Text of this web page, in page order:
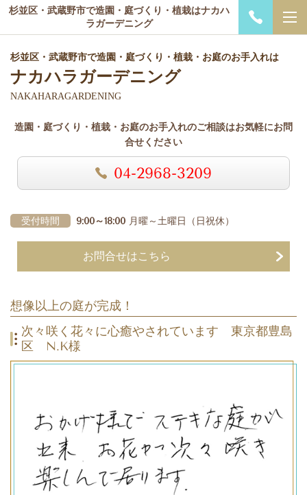
杉並区・武蔵野市で造園・庭づくり・植栽はナカハ
ラガーデニング
杉並区・武蔵野市で造園・庭づくり・植栽・お庭のお手入れは
ナカハラガーデニング
NAKAHARAGARDENING
造園・庭づくり・植栽・お庭のお手入れのご相談はお気軽にお問
合せください
04-2968-3209
受付時間 9:00～18:00 月曜～土曜日 （日祝休）
お問合せはこちら
想像以上の庭が完成！
次々咲く花々に心癒やされています 東京都豊島
区 N.K様